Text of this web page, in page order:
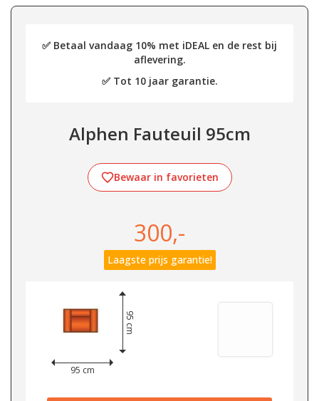
✅ Betaal vandaag 10% met iDEAL en de rest bij
aflevering.
✅ Tot 10 jaar garantie.
Alphen Fauteuil 95cm
Bewaar in favorieten
300,-
Laagste prijs garantie!
95 cm
95 cm